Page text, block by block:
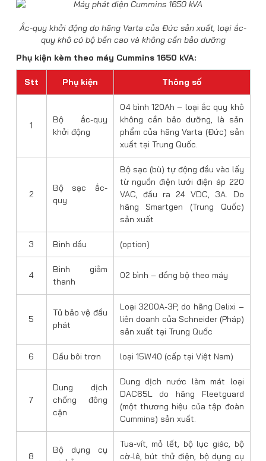
Ắc-quy khởi động do hãng Varta của Đức sản xuất, loại ắc-
quy khô có bộ bền cao và không cần bảo dưỡng
Phụ kiện kèm theo máy Cummins 1650 kVA:
Stt Phụ kiện Thông số
1
Bộ ắc-quy
khởi động
04 bình 120Ah – loại ắc quy khô
không cần bảo dưỡng, là sản
phẩm của hãng Varta (Đức) sản
xuất tại Trung Quốc.
2
Bộ sạc ắc-
quy
Bộ sạc (bù) tự động đầu vào lấy
từ nguồn điện lưới điện áp 220
VAC, đầu ra 24 VDC, 3A. Do
hãng Smartgen (Trung Quốc)
sản xuất
3 Bình dầu (option)
4
Bình giảm
thanh
02 bình – đồng bộ theo máy
5
Tủ bảo vệ đầu
phát
Loại 3200A-3P, do hãng Delixi –
liên doanh của Schneider (Pháp)
sản xuất tại Trung Quốc
6 Dầu bôi trơn loại 15W40 (cấp tại Việt Nam)
7
Dung dịch
chống đông
cặn
Dung dịch nước làm mát loại
DAC65L do hãng Fleetguard
(một thương hiệu của tập đoàn
Cummins) sản xuất.
8
Bộ dụng cụ
Tua-vít, mỏ lết, bộ lục giác, bộ
cờ-lê, bút thử điện, bộ dụng cụ